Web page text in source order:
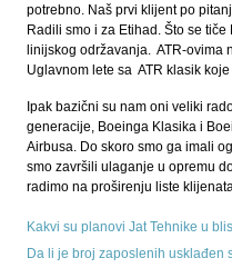
potrebno. Naš prvi klijent po
Radili smo i za Etihad. Što se
linijskog održavanja. ATR-ovima
Uglavnom lete sa ATR klasik
Ipak bazični su nam oni veliki
generacije, Boeinga Klasika i
Airbusa. Do skoro smo ga imali
smo završili ulaganje u opremu
radimo na proširenju liste
Kakvi su planovi Jat Tehnike u
Da li je broj zaposlenih usklađen